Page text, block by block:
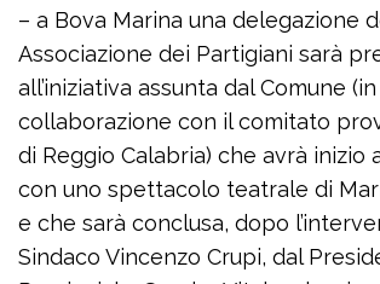
– a Bova Marina una delegazione
Associazione dei Partigiani sarà
all’iniziativa assunta dal Comune (in
collaborazione con il comitato
di Reggio Calabria) che avrà inizio
con uno spettacolo teatrale di
e che sarà conclusa, dopo
Sindaco Vincenzo Crupi, dal